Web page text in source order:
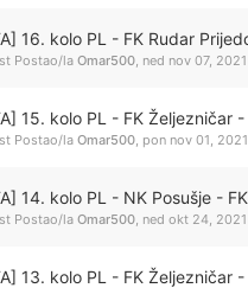
16. kolo PL - FK Rudar
Postao/la Omar500, ned nov 07,
15. kolo PL - FK Željezničar
Postao/la Omar500, pon nov 01,
14. kolo PL - NK Posušje -
Postao/la Omar500, ned okt 24,
13. kolo PL - FK Željezničar